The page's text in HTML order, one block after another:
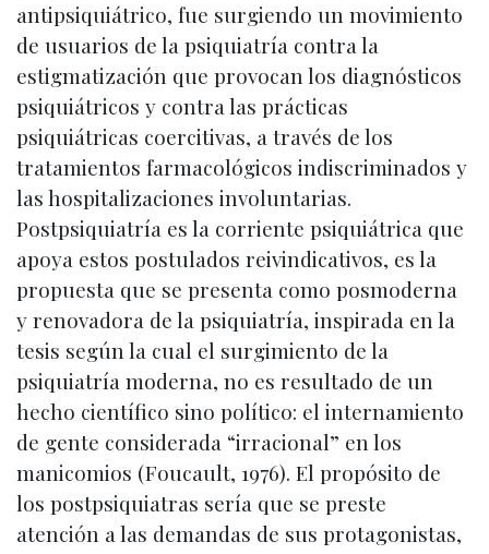
antipsiquiátrico, fue surgiendo un movimiento
de usuarios de la psiquiatría contra la
estigmatización que provocan los diagnósticos
psiquiátricos y contra las prácticas
psiquiátricas coercitivas, a través de los
tratamientos farmacológicos indiscriminados y
las hospitalizaciones involuntarias.
Postpsiquiatría es la corriente psiquiátrica que
apoya estos postulados reivindicativos, es la
propuesta que se presenta como posmoderna
y renovadora de la psiquiatría, inspirada en la
tesis según la cual el surgimiento de la
psiquiatría moderna, no es resultado de un
hecho científico sino político: el internamiento
de gente considerada “irracional” en los
manicomios (Foucault, 1976). El propósito de
los postpsiquiatras sería que se preste
atención a las demandas de sus protagonistas,